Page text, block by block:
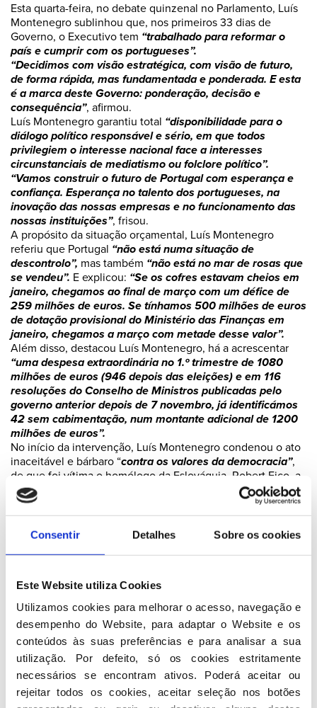
Consentir Detalhes Sobre os cookies
Este Website utiliza Cookies
Utilizamos cookies para melhorar o acesso, navegação e
desempenho do Website, para adaptar o Website e os
conteúdos às suas preferências e para analisar a sua
utilização. Por defeito, só os cookies estritamente
necessários se encontram ativos. Poderá aceitar ou
rejeitar todos os cookies, aceitar seleção nos botões
Esta quarta-feira, no debate quinzenal no Parlamento, Luís
Montenegro sublinhou que, nos primeiros 33 dias de
Governo, o Executivo tem “trabalhado para reformar o
país e cumprir com os portugueses”.
“Decidimos com visão estratégica, com visão de futuro,
de forma rápida, mas fundamentada e ponderada. E esta
é a marca deste Governo: ponderação, decisão e
consequência”, afirmou.
Luís Montenegro garantiu total “disponibilidade para o
diálogo político responsável e sério, em que todos
privilegiem o interesse nacional face a interesses
circunstanciais de mediatismo ou folclore político”.
“Vamos construir o futuro de Portugal com esperança e
confiança. Esperança no talento dos portugueses, na
inovação das nossas empresas e no funcionamento das
nossas instituições”, frisou.
A propósito da situação orçamental, Luís Montenegro
referiu que Portugal “não está numa situação de
descontrolo”, mas também “não está no mar de rosas que
se vendeu”. E explicou: “Se os cofres estavam cheios em
janeiro, chegamos ao final de março com um défice de
259 milhões de euros. Se tínhamos 500 milhões de euros
de dotação provisional do Ministério das Finanças em
janeiro, chegamos a março com metade desse valor”.
Além disso, destacou Luís Montenegro, há a acrescentar
“uma despesa extraordinária no 1.º trimestre de 1080
milhões de euros (946 depois das eleições) e em 116
resoluções do Conselho de Ministros publicadas pelo
governo anterior depois de 7 novembro, já identificámos
42 sem cabimentação, num montante adicional de 1200
milhões de euros”.
No início da intervenção, Luís Montenegro condenou o ato
inaceitável e bárbaro “contra os valores da democracia”,
de que foi vítima o homólogo da Eslováquia, Robert Fico, a
quem desejou o seu
“pronto restabelecimento”.
As medidas do Governo nos primeiros 33 dias
do Governo:
comparação com 2023;
o início das negociações com os professores e
profissionais das áreas da Segurança, da Justiça e da
Saúde, para desbloquear diferendos nas carreiras e
remunerações que se arrastaram por falta de vontade
política;
a intervenção com toda a rapidez na gestão dos fundos
europeus, com vista a garantir mais capacidade de
execução, maior celeridade de aprovações, maior